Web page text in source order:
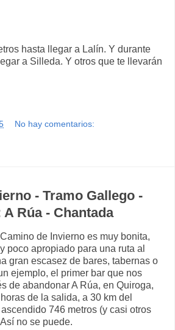
hasta llegar a Lalín. Y durante
a Silleda. Y otros que te llevarán
No hay comentarios:
- Tramo Gallego -
Rúa - Chantada
de Invierno es muy bonita,
poco apropiado para una ruta al
gran escasez de bares, tabernas o
ejemplo, el primer bar que nos
de abandonar A Rúa, en Quiroga,
de la salida, a 30 km del
746 metros (y casi otros
no se puede.